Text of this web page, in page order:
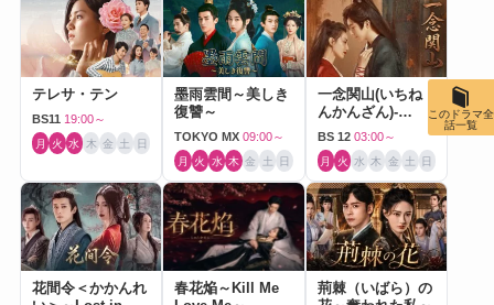
テレサ・テン
BS11 19:00～
月 火 水 木 金 土 日
墨雨雲間～美しき
復讐～
TOKYO MX 09:00～
月 火 水 木 金 土 日
一念関山(いちね
んかんざん)-
Journey to Love-
BS 12 03:00～
月 火 水 木 金 土 日
花間令＜かかんれ
春花焔～Kill Me
荊棘（いばら）の
このドラマ全
話一覧